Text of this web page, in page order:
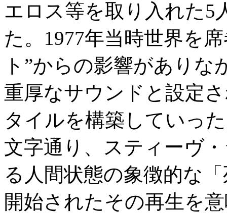
エロス等を取り入れた5
た。1977年当時世界を
ト”からの影響があり
重厚なサウンドと設定
タイルを構築していっ
文字通り、スティーヴ
る人間状態の象徴的な
開始されたその再生を